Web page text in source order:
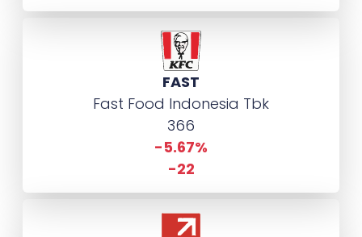
FAST
Fast Food Indonesia Tbk
366
-5.67%
-22